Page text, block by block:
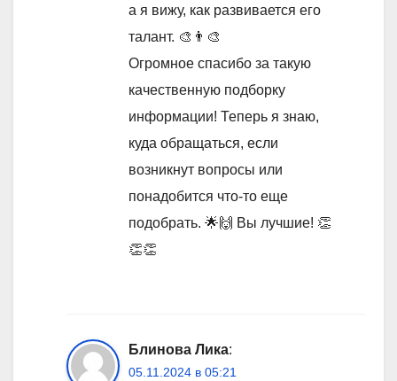
а я вижу, как развивается его
талант. 🎨👨‍🎨
Огромное спасибо за такую
качественную подборку
информации! Теперь я знаю,
куда обращаться, если
возникнут вопросы или
понадобится что-то еще
подобрать. 🌟🙌 Вы лучшие! 👏
👏👏
Блинова Лика:
05.11.2024 в 05:21